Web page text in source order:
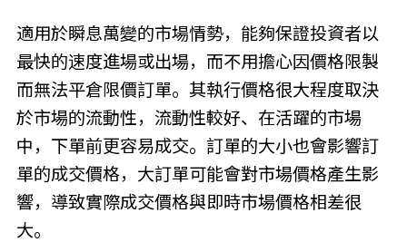
適用於瞬息萬變的市場情勢，能夠保證投資者以
最快的速度進場或出場，而不用擔心因價格限製
而無法平倉限價訂單。其執行價格很大程度取決
於市場的流動性，流動性較好、在活躍的市場
中，下單前更容易成交。訂單的大小也會影響訂
單的成交價格，大訂單可能會對市場價格產生影
響，導致實際成交價格與即時市場價格相差很
大。